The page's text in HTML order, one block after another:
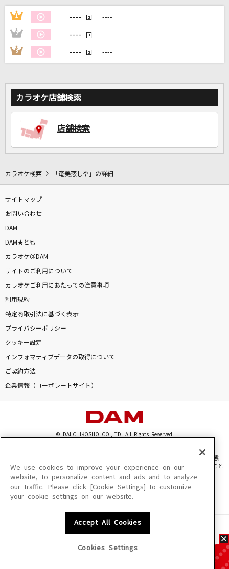
Let It Go [レット・イット・ゴー]
Idina Menzel
カラオケをもっと楽しもう！
1 ---- 回 ----
2 ---- 回 ----
3 ---- 回 ----
カラオケ店舗検索
店舗検索
カラオケ検索 「奄美恋しや」の詳細
サイトマップ
お問い合わせ
DAM
DAM★とも
カラオケ＠DAM
サイトのご利用について
カラオケご利用にあたっての注意事項
利用規約
特定商取引法に基づく表示
プライバシーポリシー
クッキー設定
インフォマティブデータの取得について
ご契約方法
企業情報（コーポレートサイト）
© DAIICHIKOSHO CO.,LTD. All Rights Reserved.
このサイトに掲載されている一切の文章・画像・写真・動画・音声等を、手段や形態
を問わず、著作権法の定める範囲を超えて無断で複製、転載、ファイル化などすること
を禁じます。
楽曲及びコンテンツは、機種によりご利用いただけない場合があります。
楽曲及びコンテンツの配信日、配信内容が変更になる場合があります。
We use cookies to improve your experience on our
website, to personalize content and ads and to analyze
our traffic. Please click [Cookie Settings] to customize
your cookie settings on our website.
Accept All Cookies
Cookies Settings